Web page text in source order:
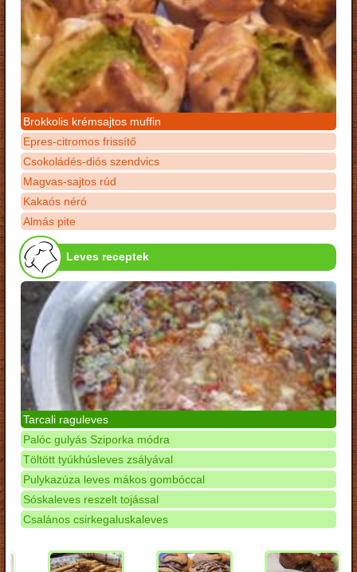
Brokkolis krémsajtos muffin
Epres-citromos frissítő
Csokoládés-diós szendvics
Magvas-sajtos rúd
Kakaós néró
Almás pite
Leves receptek
Tarcali raguleves
Palóc gulyás Sziporka módra
Töltött tyúkhúsleves zsályával
Pulykazúza leves mákos gombóccal
Sóskaleves reszelt tojással
Csalános csirkegaluskaleves